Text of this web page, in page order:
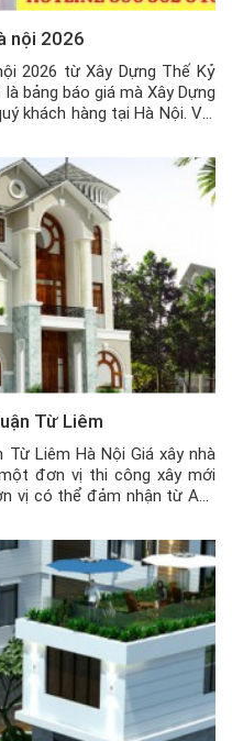
nội 2026
2026 từ Xây Dựng Thế Kỷ
bảng báo giá mà Xây Dựng
khách hàng tại Hà Nội. Với
Từ Liêm
Liêm Hà Nội Giá xây nhà
đơn vị thi công xây mới
vị có thể đảm nhận từ A-Z